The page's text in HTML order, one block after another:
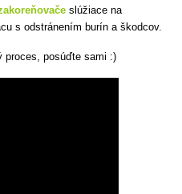
slúžiace na
s odstránením burín a škodcov.
proces, posúďte sami :)